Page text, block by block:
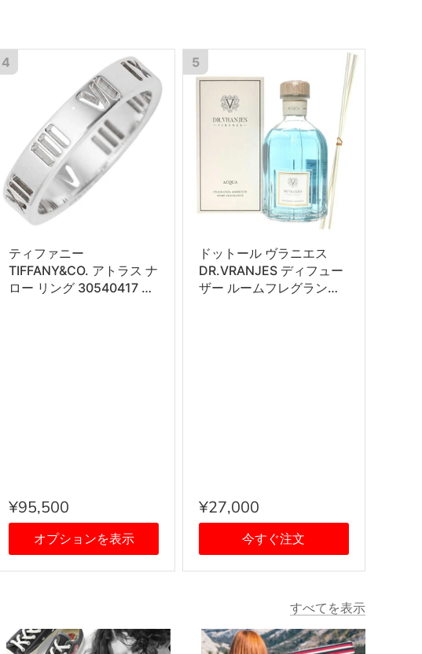
4
ティファニー
TIFFANY&CO. アトラス ナ
ロー リング 30540417 指
¥95,500
オプションを表示
5
ドットール ヴラニエス
DR.VRANJES ディフュー
ザー ルームフレグランス
¥27,000
今すぐ注文
すべてを表示